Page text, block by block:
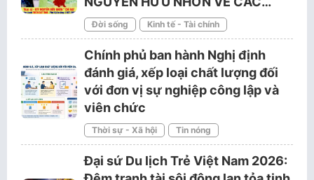
Đời sống Kinh tế - Tài chính
Chính phủ ban hành Nghị định
đánh giá, xếp loại chất lượng đối
với đơn vị sự nghiệp công lập và
viên chức
Thời sự - Xã hội Tin nóng
Đại sứ Du lịch Trẻ Việt Nam 2026: